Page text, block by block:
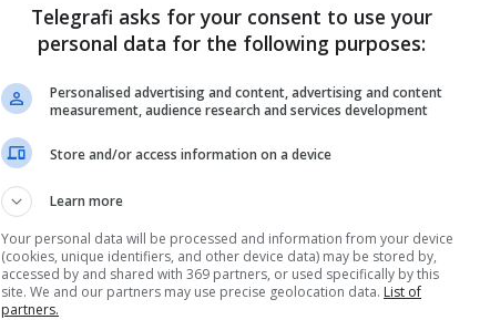
Telegrafi asks for your consent to use your
personal data for the following purposes:
Personalised advertising and content, advertising and content
measurement, audience research and services development
Store and/or access information on a device
Learn more
Your personal data will be processed and information from your device
(cookies, unique identifiers, and other device data) may be stored by,
accessed by and shared with 369 partners, or used specifically by this
site. We and our partners may use precise geolocation data. List of
partners.